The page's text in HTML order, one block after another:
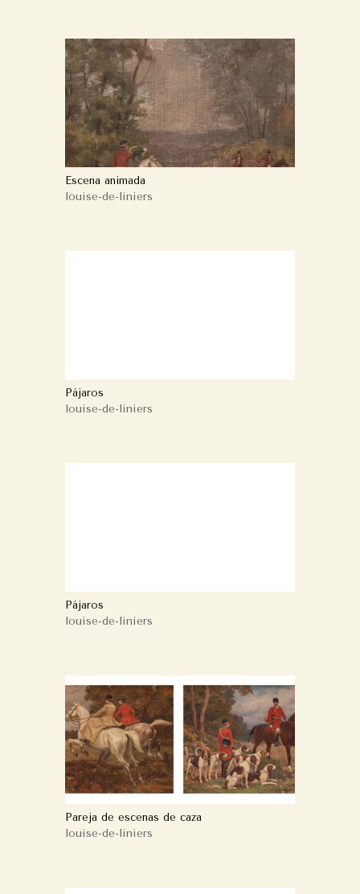
Escena animada
louise-de-liniers
Pájaros
louise-de-liniers
Pájaros
louise-de-liniers
Pareja de escenas de caza
louise-de-liniers